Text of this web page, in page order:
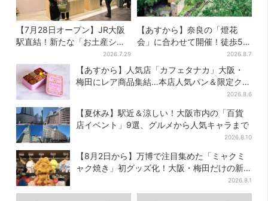
【7月28日オープン】JR大阪
駅直結！新たな「お土産ショ
ップ」、銘菓バラ売りで地元
民の“おやつ調達”にも
2026.7.29
【あすから】奈良の「燈花
会」に合わせて開催！徒歩5
分…結婚式場が“バル”に、前後
で食事が楽しめる
2026.8.7
【あすから】人気店「カフェタナカ」大阪・
梅田にレア商品集結…本店人気パン＆限定クッ
2026.8.6
【夏休み】駅近＆涼しい！大阪市内の「百貨
店イベント」9選、グルメから人気キャラまで
2026.8.10
【8月2日から】万博で注目集めた「ミャクミ
ャク焼き」初グッズ化！大阪・梅田だけの新
2026.8.1